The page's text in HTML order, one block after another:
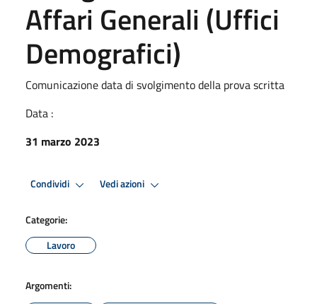
Affari Generali (Uffici
Demografici)
Comunicazione data di svolgimento della prova scritta
Data :
31 marzo 2023
Condividi Vedi azioni
Categorie:
Lavoro
Argomenti: